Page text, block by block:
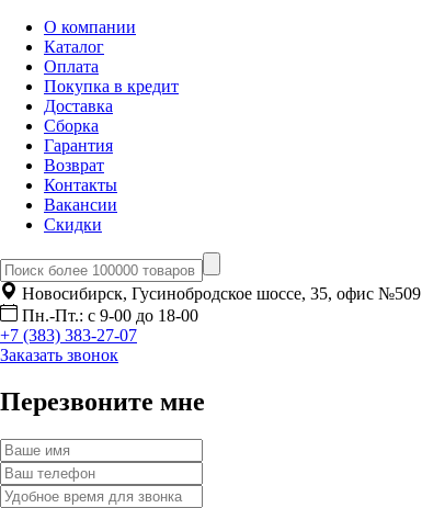
О компании
Каталог
Оплата
Покупка в кредит
Доставка
Сборка
Гарантия
Возврат
Контакты
Вакансии
Скидки
Новосибирск, Гусинобродское шоссе, 35, офис №509
Пн.-Пт.: с 9-00 до 18-00
+7 (383) 383-27-07
Заказать звонок
Перезвоните мне